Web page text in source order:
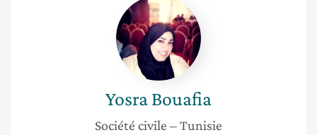
Bouafia
YosraBouafia
Société civile – Tunisie